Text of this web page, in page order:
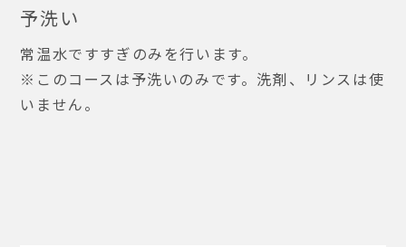
予洗い
常温水ですすぎのみを行います。
※このコースは予洗いのみです。洗剤、リンスは使
いません。